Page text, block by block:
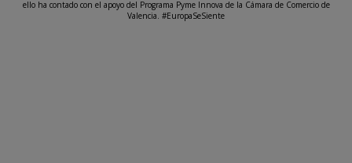
ello ha contado con el apoyo del Programa Pyme Innova de la Cámara de Comercio de
Valencia. #EuropaSeSiente